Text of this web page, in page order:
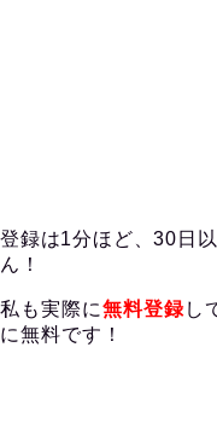
登録は1分ほど、30日
ん！
私も実際に無料登録し
に無料です！